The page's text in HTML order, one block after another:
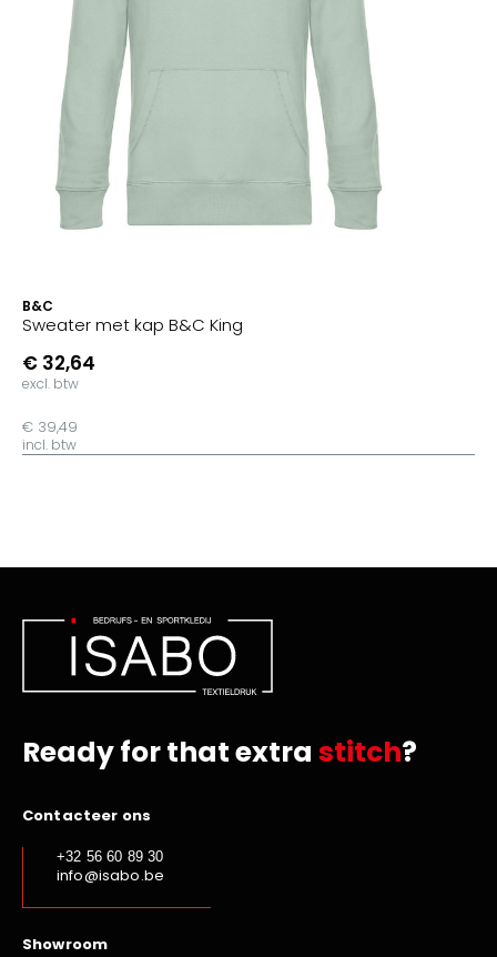
B&C
Sweater met kap B&C King
€ 32,64
excl. btw
€ 39,49
incl. btw
Ready for that extra stitch?
Contacteer ons
+32 56 60 89 30
info@isabo.be
Showroom